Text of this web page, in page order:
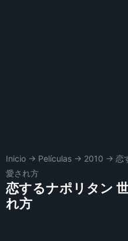
Inicio → Películas → 2010 → 恋
愛され方
恋するナポリタン
れ方